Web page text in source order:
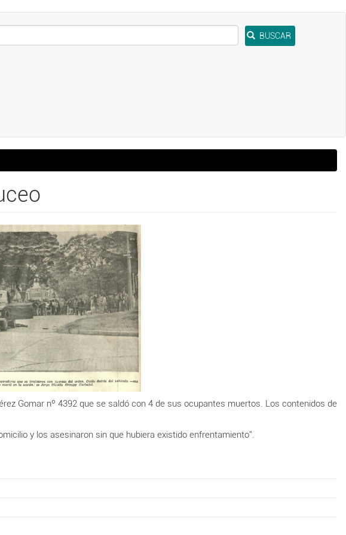
BUSCAR
Gomar nº 4392 que se saldó con 4 de sus ocupantes muertos. Los contenidos de
y los asesinaron sin que hubiera existido enfrentamiento".